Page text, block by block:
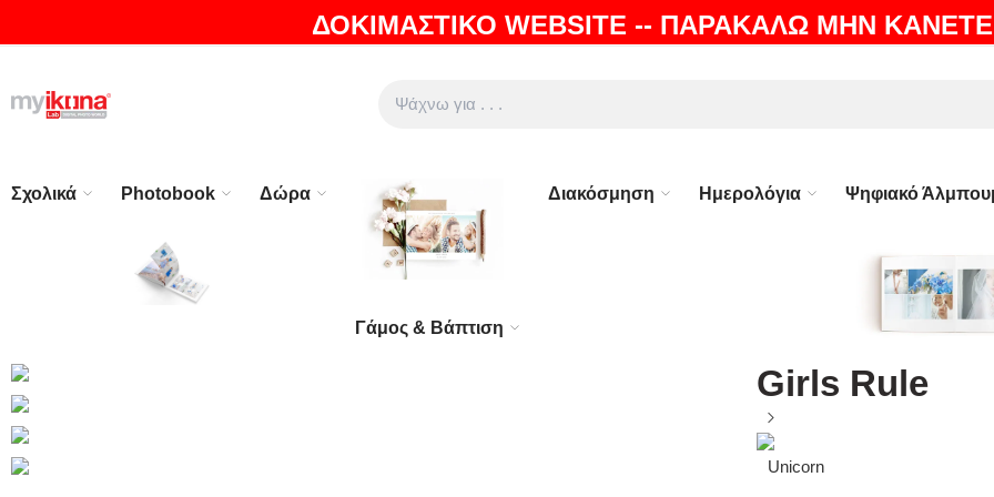
ΔΟΚΙΜΑΣΤΙΚΟ WEBSITE -- ΠΑΡΑΚΑΛΩ ΜΗΝ
ΘΑ ΛΑΤΡΕΨΕΤΕ ΤΑ ΠΡΟΪΟΝΤΑ ΜΑΣ | EXPRESS ΑΠΟΣΤΟΛΗ | 100% ΕΓΓΥΗΣΗ
Σχολικά Photobook Δώρα
Γάμος & Βάπτιση
Διακόσμηση Ημερολόγια Ψηφιακό
Girls Rule
Unicorn